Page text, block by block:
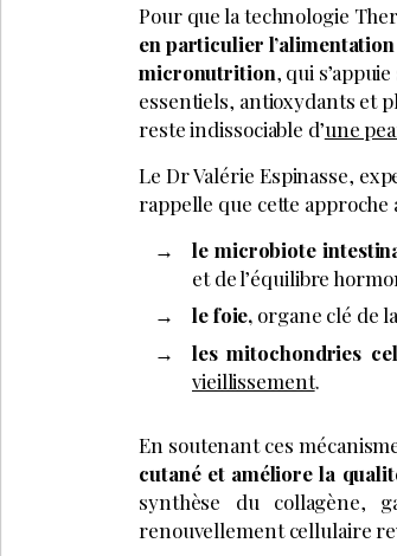
Pour que la technologie
en particulier l’alimentation
micronutrition, qui
essentiels, antioxydants et
reste indissociable d’une
Le Dr Valérie Espinasse,
rappelle que cette
le microbiote
et de l’équilibre
le foie, organe clé de
les mitochondries
vieillissement.
En soutenant ces
cutané et améliore la
synthèse du collagène,
renouvellement cellulaire